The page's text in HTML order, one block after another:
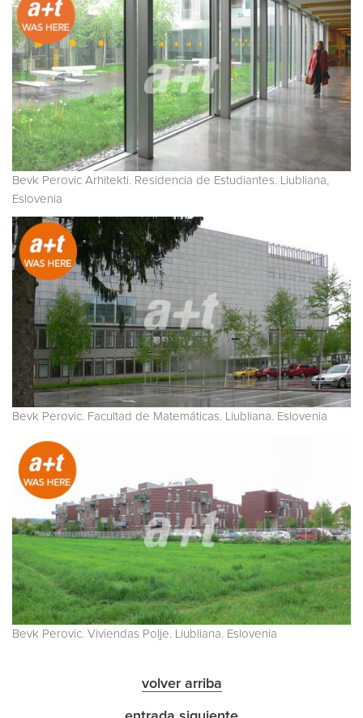
Bevk Perovic Arhitekti. Residencia de Estudiantes. Liubliana,
Eslovenia
Bevk Perovic. Facultad de Matemáticas. Liubliana. Eslovenia
Bevk Perovic. Viviendas Polje. Liubliana. Eslovenia
volver arriba